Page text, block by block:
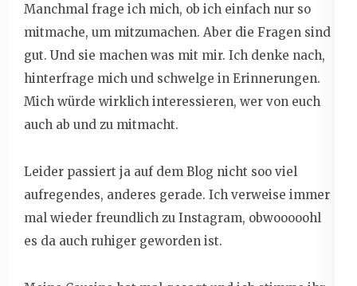
Manchmal frage ich mich, ob ich einfach nur so
mitmache, um mitzumachen. Aber die Fragen sind
gut. Und sie machen was mit mir. Ich denke nach,
hinterfrage mich und schwelge in Erinnerungen.
Mich würde wirklich interessieren, wer von euch
auch ab und zu mitmacht.
Leider passiert ja auf dem Blog nicht soo viel
aufregendes, anderes gerade. Ich verweise immer
mal wieder freundlich zu Instagram, obwooooohl
es da auch ruhiger geworden ist.